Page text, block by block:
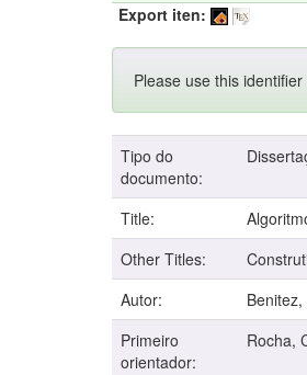
Export iten:
Please use this
Tipo do
documento:
Title:
Other Titles:
Autor:
Primeiro
orientador:
Rocha,